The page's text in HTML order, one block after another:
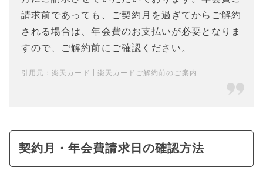
請求前であっても、ご契約月を過ぎてからご解約
される場合は、年会費のお支払いが必要となりま
すので、ご解約前にご確認ください。
引用元： 楽天カード | 楽天カードご解約前のご案内
契約月・年会費請求日の確認方法